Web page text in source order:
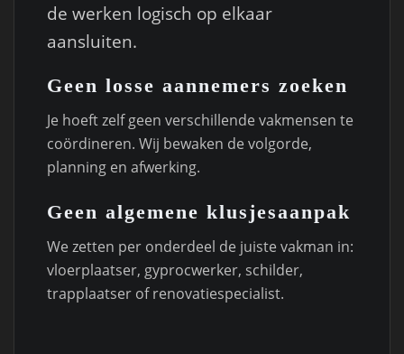
de werken logisch op elkaar
aansluiten.
Geen losse aannemers zoeken
Je hoeft zelf geen verschillende vakmensen te
coördineren. Wij bewaken de volgorde,
planning en afwerking.
Geen algemene klusjesaanpak
We zetten per onderdeel de juiste vakman in:
vloerplaatser, gyprocwerker, schilder,
trapplaatser of renovatiespecialist.